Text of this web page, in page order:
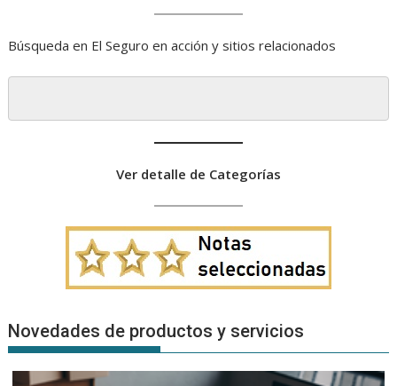
Búsqueda en El Seguro en acción y sitios relacionados
Ver detalle de Categorías
Novedades de productos y servicios